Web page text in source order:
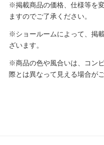
※掲載商品の価格、仕様等を
ますのでご了承ください。
※ショールームによって、掲
ざいます。
※商品の色や風合いは、コン
際とは異なって見える場合が